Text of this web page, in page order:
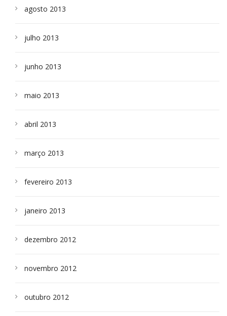
agosto 2013
julho 2013
junho 2013
maio 2013
abril 2013
março 2013
fevereiro 2013
janeiro 2013
dezembro 2012
novembro 2012
outubro 2012